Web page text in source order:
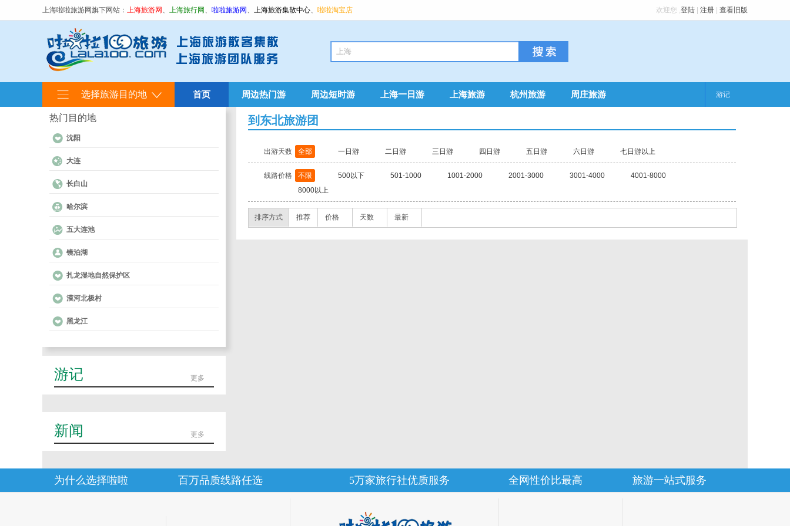
上海啦啦旅游网旗下网站： 上海旅游网 、 上海旅行网 、 啦啦旅游网 、 上海旅游集散中心、 啦啦淘宝店 欢迎您 ,登陆 注册 查看旧版
选择旅游目的地 首页 周边热门游 周边短时游 上海一日游 上海旅游 杭州旅游 周庄旅游 游记
热门目的地
沈阳
大连
长白山
哈尔滨
五大连池
镜泊湖
扎龙湿地自然保护区
漠河北极村
黑龙江
游记 更多
新闻 更多
到东北旅游团
出游天数 全部 一日游 二日游 三日游 四日游 五日游 六日游 七日游以上
线路价格 不限 500以下 501-1000 1001-2000 2001-3000 3001-4000
4001-8000
8000以上
排序方式 推荐 价格 天数 最新
为什么选择啦啦 百万品质线路任选 5万家旅行社优质服务 全网性价比最高 旅游一站式服务